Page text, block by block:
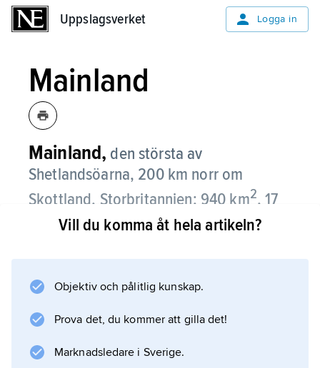
Uppslagsverket Logga in
Mainland
Mainland, den största av
Shetlandsöarna, 200 km norr om
Skottland, Storbritannien; 940 km2, 17
700 invånare (2001).
fiskförädlingsindustri samt industri för
oljeutvinningen i Nordsjön. En tredjedel av
öns befolkning bor i huvudorten Lerwick.
Vill du komma åt hela artikeln?
Objektiv och pålitlig kunskap.
Prova det, du kommer att gilla det!
Marknadsledare i Sverige.